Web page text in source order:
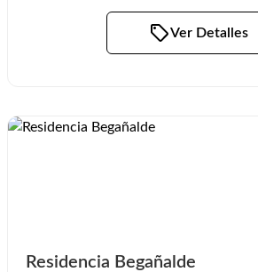
Ver Detalles
Residencia Begañalde